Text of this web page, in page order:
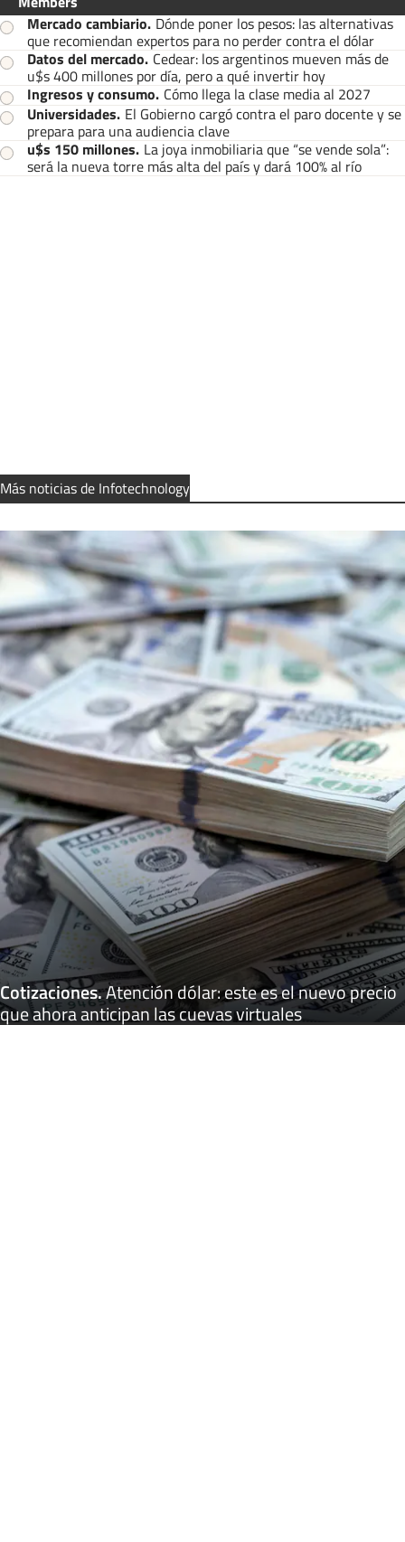
Mercado cambiario. Dónde poner los pesos: las alternativas
que recomiendan expertos para no perder contra el dólar
Datos del mercado. Cedear: los argentinos mueven más de
u$s 400 millones por día, pero a qué invertir hoy
Ingresos y consumo. Cómo llega la clase media al 2027
Universidades. El Gobierno cargó contra el paro docente y se
prepara para una audiencia clave
u$s 150 millones. La joya inmobiliaria que “se vende sola”:
será la nueva torre más alta del país y dará 100% al río
Más noticias de Infotechnology
Cotizaciones.Atención dólar: este es el nuevo precio
que ahora anticipan las cuevas virtuales